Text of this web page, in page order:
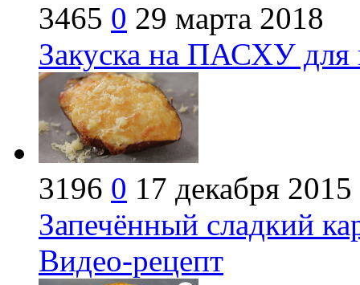
3465 0 29 марта 2018
Закуска на ПАСХУ для
3196 0 17 декабря 2015
Запечённый сладкий
Видео-рецепт